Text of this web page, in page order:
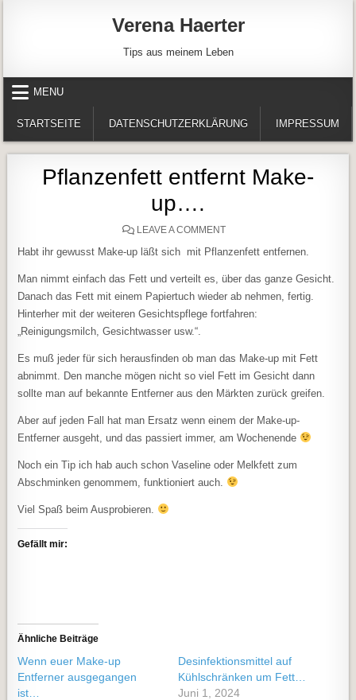
Verena Haerter
Tips aus meinem Leben
MENU
STARTSEITE DATENSCHUTZERKLÄRUNG IMPRESSUM
Pflanzenfett entfernt Make-
up….
LEAVE A COMMENTON PFLANZENFETT
Habt ihr gewusst Make-up läßt sich mit Pflanzenfett entfernen.
Man nimmt einfach das Fett und verteilt es, über das ganze Gesicht.
Danach das Fett mit einem Papiertuch wieder ab nehmen, fertig.
Hinterher mit der weiteren Gesichtspflege fortfahren:
„Reinigungsmilch, Gesichtwasser usw.“.
Es muß jeder für sich herausfinden ob man das Make-up mit Fett
abnimmt. Den manche mögen nicht so viel Fett im Gesicht dann
sollte man auf bekannte Entferner aus den Märkten zurück greifen.
Aber auf jeden Fall hat man Ersatz wenn einem der Make-up-
Entferner ausgeht, und das passiert immer, am Wochenende
Noch ein Tip ich hab auch schon Vaseline oder Melkfett zum
Abschminken genommem, funktioniert auch.
Viel Spaß beim Ausprobieren.
Gefällt mir:
Ähnliche Beiträge
Wenn euer Make-up
Entferner ausgegangen
ist…
Desinfektionsmittel auf
Kühlschränken um Fett…
Juni 1, 2024